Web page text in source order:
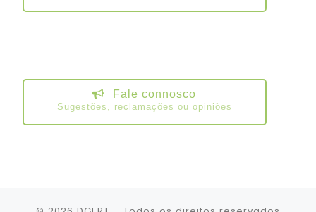
Fale connosco
Sugestões, reclamações ou opiniões